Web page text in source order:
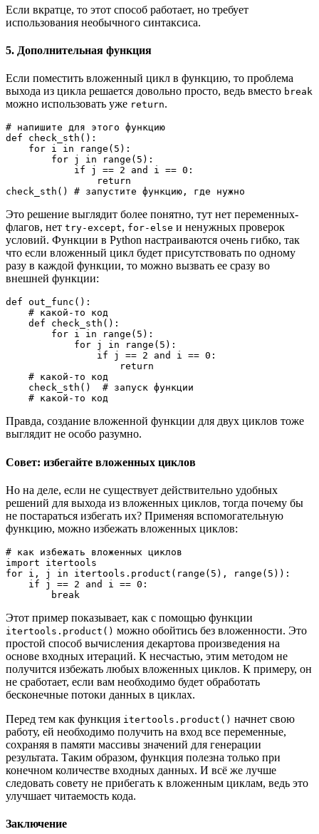
Если вкратце, то этот способ работает, но требует
использования необычного синтаксиса.
5. Дополнительная функция
Если поместить вложенный цикл в функцию, то проблема
выхода из цикла решается довольно просто, ведь вместо break
можно использовать уже return.
# напишите для этого функцию
def check_sth():
    for i in range(5):
        for j in range(5):
            if j == 2 and i == 0:
                return
check_sth() # запустите функцию, где нужно
Это решение выглядит более понятно, тут нет переменных-
флагов, нет try-except, for-else и ненужных проверок
условий. Функции в Python настраиваются очень гибко, так
что если вложенный цикл будет присутствовать по одному
разу в каждой функции, то можно вызвать ее сразу во
внешней функции:
def out_func():
    # какой-то код
    def check_sth():
        for i in range(5):
            for j in range(5):
                if j == 2 and i == 0:
                    return
    # какой-то код
    check_sth()  # запуск функции
    # какой-то код
Правда, создание вложенной функции для двух циклов тоже
выглядит не особо разумно.
Cовет: избегайте вложенных циклов
Но на деле, если не существует действительно удобных
решений для выхода из вложенных циклов, тогда почему бы
не постараться избегать их? Применяя вспомогательную
функцию, можно избежать вложенных циклов:
# как избежать вложенных циклов
import itertools
for i, j in itertools.product(range(5), range(5)):
    if j == 2 and i == 0:
        break
Этот пример показывает, как с помощью функции
itertools.product() можно обойтись без вложенности. Это
простой способ вычисления декартова произведения на
основе входных итераций. К несчастью, этим методом не
получится избежать любых вложенных циклов. К примеру, он
не сработает, если вам необходимо будет обработать
бесконечные потоки данных в циклах.
Перед тем как функция itertools.product() начнет свою
работу, ей необходимо получить на вход все переменные,
сохраняя в памяти массивы значений для генерации
результата. Таким образом, функция полезна только при
конечном количестве входных данных. И всё же лучше
следовать совету не прибегать к вложенным циклам, ведь это
улучшает читаемость кода.
Заключение